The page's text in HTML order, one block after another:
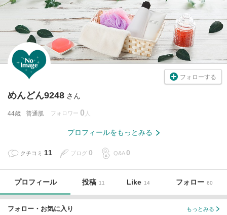
フォローする
めんどん9248 さん
44歳 普通肌 フォロワー 0
プロフィールをもっとみる
クチコミ 11 ブログ 0 Q&A 0
プロフィール 投稿 11 Like 14 フォロー 60
フォロー・お気に入り もっとみる